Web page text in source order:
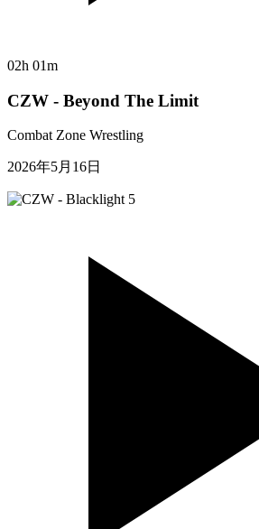
02h 01m
CZW - Beyond The Limit
Combat Zone Wrestling
2026年5月16日